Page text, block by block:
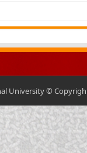
University ©